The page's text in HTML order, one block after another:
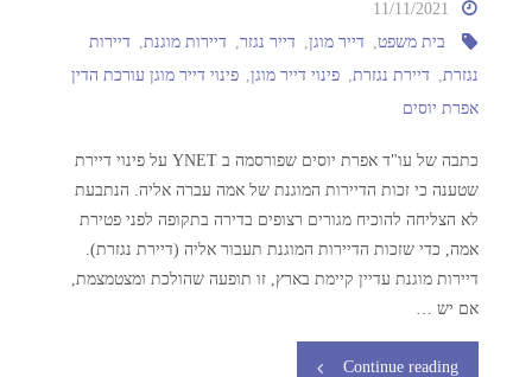
11/11/2021
בית משפט
דייר מוגן דייר נגזר דיירות מוגנת
דיירות
נגזרת
דיירת נגזרת פינוי דייר מוגן,
פינוי דייר מוגן עורכת הדין
אפרת יוסים
כתבה של עו"ד אפרת יוסים שפורסמה ב YNET על פינוי דיירת
שטענה כי זכות הדיירות המוגנת של אמה עברה אליה. הנתבעת
לא הצליחה להוכיח מגורים רצופים בדירה בתקופה לפני פטירת
אמה, כדי שזכות הדיירות המוגנת תעבור אליה (דיירת נגזרת).
דיירות מוגנת עדיין קיימת בארץ, זו תופעה שהולכת ומצטמצמת,
אם יש …
Continue reading